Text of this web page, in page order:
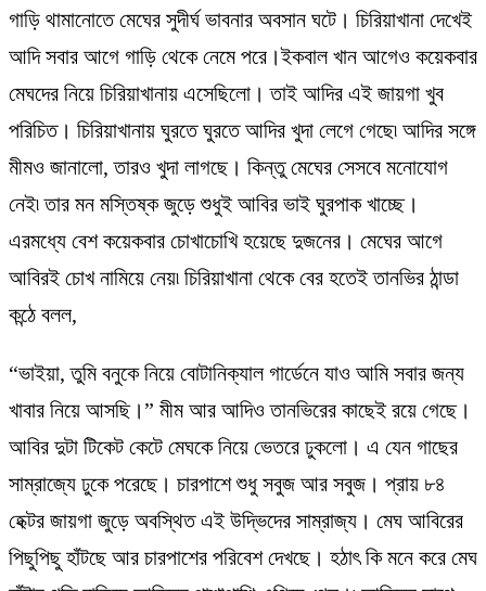
গাড়ি থামানোতে মেঘের সুদীর্ঘ ভাবনার অবসান ঘটে। চিরিয়াখানা দেখেই
আদি সবার আগে গাড়ি থেকে নেমে পরে।ইকবাল খান আগেও কয়েকবার
মেঘদের নিয়ে চিরিয়াখানায় এসেছিলো। তাই আদির এই জায়গা খুব
পরিচিত। চিরিয়াখানায় ঘুরতে ঘুরতে আদির খুদা লেগে গেছে৷ আদির সঙ্গে
মীমও জানালো, তারও খুদা লাগছে। কিন্তু মেঘের সেসবে মনোযোগ
নেই৷ তার মন মস্তিষ্ক জুড়ে শুধুই আবির ভাই ঘুরপাক খাচ্ছে।
এরমধ্যে বেশ কয়েকবার চোখাচোখি হয়েছে দুজনের। মেঘের আগে
আবিরই চোখ নামিয়ে নেয়৷ চিরিয়াখানা থেকে বের হতেই তানভির ঠান্ডা
কন্ঠে বলল,
“ভাইয়া, তুমি বনুকে নিয়ে বোটানিক্যাল গার্ডেনে যাও আমি সবার জন্য
খাবার নিয়ে আসছি।” মীম আর আদিও তানভিরের কাছেই রয়ে গেছে।
আবির দুটা টিকেট কেটে মেঘকে নিয়ে ভেতরে ঢুকলো। এ যেন গাছের
সাম্রাজ্যে ঢুকে পরেছে। চারপাশে শুধু সবুজ আর সবুজ। প্রায় ৮৪
হেক্টর জায়গা জুড়ে অবস্থিত এই উদ্ভিদের সাম্রাজ্য। মেঘ আবিরের
পিছুপিছু হাঁটছে আর চারপাশের পরিবেশ দেখছে। হঠাৎ কি মনে করে মেঘ